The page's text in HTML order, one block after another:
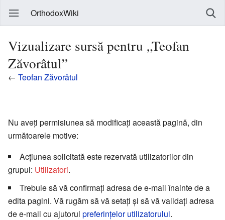
OrthodoxWiki
Vizualizare sursă pentru „Teofan
Zăvorâtul”
← Teofan Zăvorâtul
Nu aveți permisiunea să modificați această pagină, din
următoarele motive:
Acțiunea solicitată este rezervată utilizatorilor din
grupul: Utilizatori.
Trebuie să vă confirmați adresa de e-mail înainte de a
edita pagini. Vă rugăm să vă setați și să vă validați adresa
de e-mail cu ajutorul preferințelor utilizatorului.